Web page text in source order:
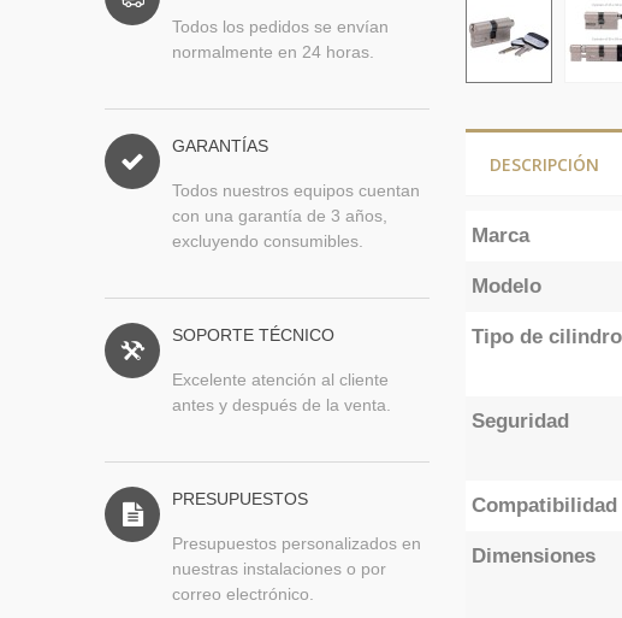
Todos los pedidos se envían
normalmente en 24 horas.
GARANTÍAS
Todos nuestros equipos cuentan
con una garantía de 3 años,
excluyendo consumibles.
SOPORTE TÉCNICO
Excelente atención al cliente
antes y después de la venta.
PRESUPUESTOS
Presupuestos personalizados en
nuestras instalaciones o por
correo electrónico.
DESCRIPCIÓN
Marca
Modelo
Tipo de cilindro
Seguridad
Compatibilidad
Dimensiones